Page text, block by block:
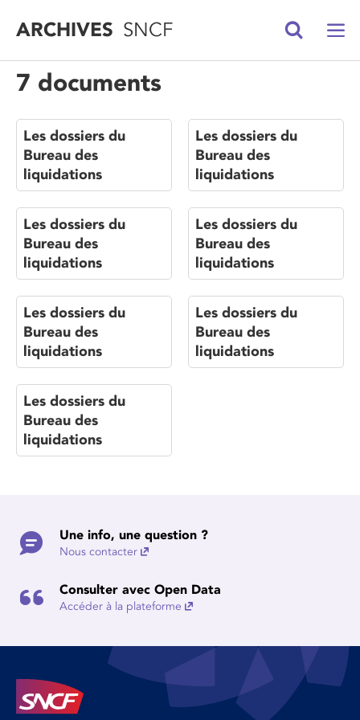
ARCHIVESSNCF
7 documents
Les dossiers du
Bureau des
liquidations
Les dossiers du
Bureau des
liquidations
Les dossiers du
Bureau des
liquidations
Les dossiers du
Bureau des
liquidations
Les dossiers du
Bureau des
liquidations
Les dossiers du
Bureau des
liquidations
Les dossiers du
Bureau des
liquidations
Une info, une question ?
Nous contacter
Consulter avec Open Data
Accéder à la plateforme